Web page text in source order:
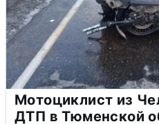
Мотоциклист из
ДТП в Тюменской